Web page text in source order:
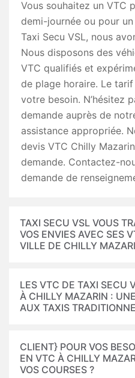
Vous souhaitez un VTC
demi-journée ou pour
Taxi Secu VSL, nous
Nous disposons des
VTC qualifiés et
de plage horaire. Le
votre besoin. N’hésitez
demande auprès de
assistance appropriée.
devis VTC Chilly
demande. Contactez-
demande de
TAXI SECU VSL VOUS
VOS ENVIES AVEC SES
VILLE DE CHILLY
LES VTC DE TAXI SECU
À CHILLY MAZARIN :
AUX TAXIS
CLIENT} POUR VOS
EN VTC À CHILLY
VOS COURSES ?